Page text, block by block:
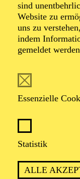
sind
Website zu
uns zu
indem
gemeldet
Essenzielle
Statistik
ALLE
Foto: Björn
Bernhard